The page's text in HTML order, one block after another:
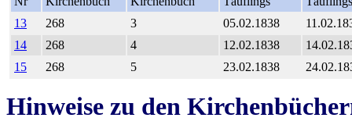
13
268 3 05.02.1838
14
268 4 12.02.1838
15
268 5 23.02.1838
Hinweise zu den